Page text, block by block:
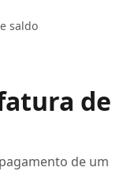
saldo
de
de um